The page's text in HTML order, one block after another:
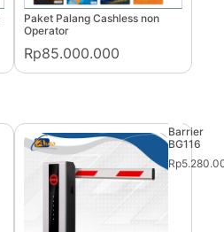
Paket Palang Cashless non
Operator
Rp85.000.000
Barrier
BG116